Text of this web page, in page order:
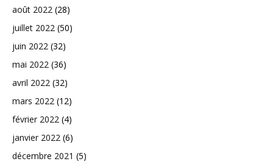
août 2022 (28)
juillet 2022 (50)
juin 2022 (32)
mai 2022 (36)
avril 2022 (32)
mars 2022 (12)
février 2022 (4)
janvier 2022 (6)
décembre 2021 (5)